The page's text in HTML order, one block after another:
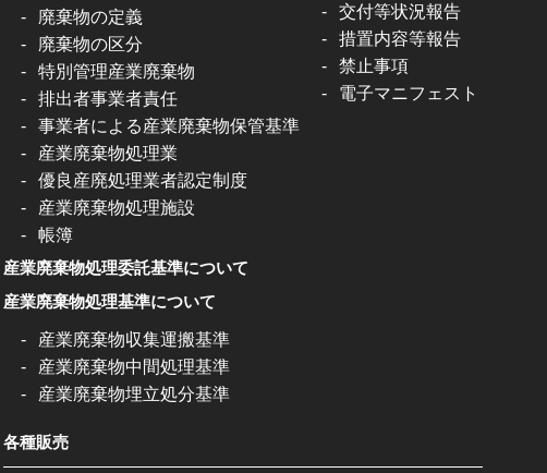
廃棄物の定義
廃棄物の区分
特別管理産業廃棄物
排出者事業者責任
事業者による産業廃棄物保管基準
産業廃棄物処理業
優良産廃処理業者認定制度
産業廃棄物処理施設
帳簿
産業廃棄物処理委託基準について
産業廃棄物処理基準について
産業廃棄物収集運搬基準
産業廃棄物中間処理基準
産業廃棄物埋立処分基準
交付等状況報告
措置内容等報告
禁止事項
電子マニフェスト
各種販売